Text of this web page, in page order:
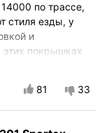
по трассе,
стиля езды, у
и
покрышках
вариант
81 33